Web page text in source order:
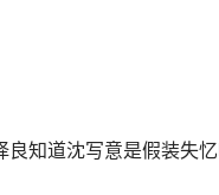
良知道沈写意是假装失